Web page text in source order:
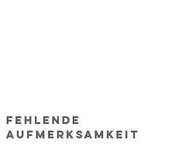
Fehlende
Aufmerksamkeit